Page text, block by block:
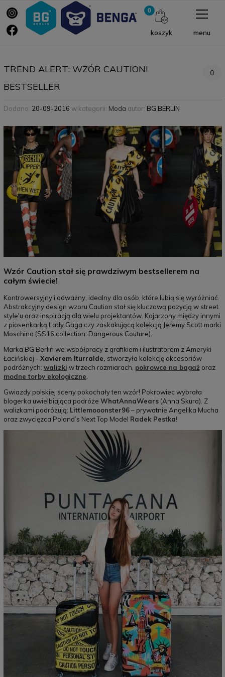
koszyk menu
TREND ALERT: WZÓR CAUTION!
BESTSELLER
0
Dodano: 20-09-2016 w kategorii: Moda autor: BG BERLIN
Wzór Caution stał się prawdziwym bestsellerem na
całym świecie!
Kontrowersyjny i odważny, idealny dla osób, które lubią się wyróżniać.
Abstrakcyjny design wzoru Caution stał się kluczową pozycją w street
style'u oraz inspiracją dla wielu projektantów. Kojarzony między innymi
z piosenkarką Lady Gaga czy zaskakującą kolekcją Jeremy Scott marki
Moschino (SS16 collection: Dangerous Couture).
Marka BG Berlin we współpracy z grafikiem i ilustratorem z Ameryki
Łacińskiej - Xavierem Iturralde, stworzyła kolekcję akcesoriów
podróżnych: walizki w trzech rozmiarach, pokrowce na bagażoraz
modne torby ekologiczne.
Gwiazdy polskiej sceny pokochały ten wzór! Pokrowiec wybrała
blogerka uwielbiająca podróże WhatAnnaWears(Anna Skura). Z
walizkami podróżują: Littlemooonster96 – prywatnie Angelika Mucha
oraz zwycięzca Poland’s Next Top Model Radek Pestka!